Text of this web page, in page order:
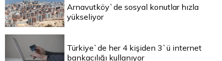
Arnavutköy`de sosyal konutlar hızla
yükseliyor
Türkiye`de her 4 kişiden 3`ü internet
bankacılığı kullanıyor